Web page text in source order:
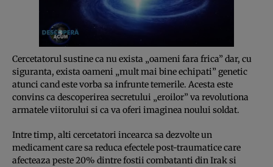
Cercetatorul sustine ca nu exista „oameni fara frica” dar, cu
siguranta, exista oameni „mult mai bine echipati” genetic
atunci cand este vorba sa infrunte temerile. Acesta este
convins ca descoperirea secretului „eroilor” va revolutiona
armatele viitorului si ca va oferi imaginea noului soldat.
Intre timp, alti cercetatori incearca sa dezvolte un
medicament care sa reduca efectele post-traumatice care
afecteaza peste 20% dintre fostii combatanti din Irak si